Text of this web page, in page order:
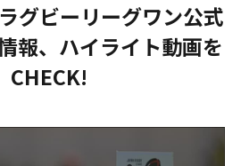
グビーリーグワン公式
報、ハイライト動画を
CHECK!